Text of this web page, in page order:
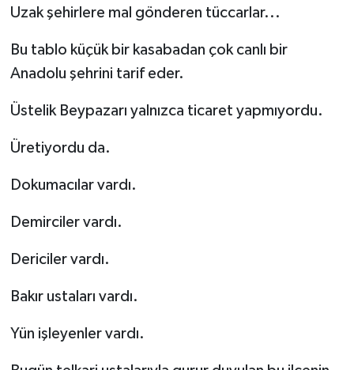
Uzak şehirlere mal gönderen tüccarlar...
Bu tablo küçük bir kasabadan çok canlı bir
Anadolu şehrini tarif eder.
Üstelik Beypazarı yalnızca ticaret yapmıyordu.
Üretiyordu da.
Dokumacılar vardı.
Demirciler vardı.
Dericiler vardı.
Bakır ustaları vardı.
Yün işleyenler vardı.